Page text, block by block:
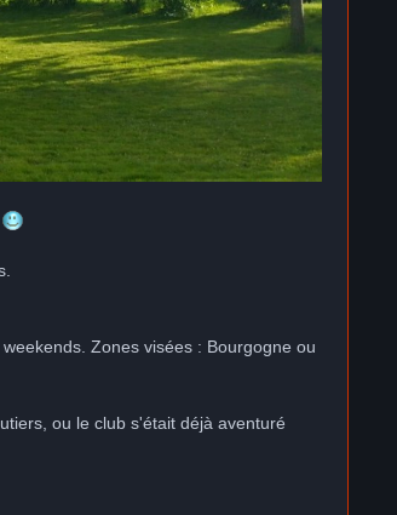
Zones visées : Bourgogne ou
ou le club s'était déjà aventuré